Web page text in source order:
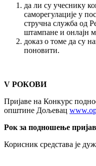
да ли су учеснику
саморегулације у
стручна служба од
штампане и онлајн
доказ о томе да су
поновити.
V РОКОВИ
Пријаве на Конкурс
општине Дољевац
Рок за подношење
Корисник средстава је